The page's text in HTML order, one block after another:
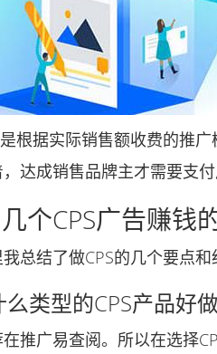
据实际销售额收费的推广
达成销售品牌主才需要支
个CPS广告赚钱
结了做CPS的几个要点和
么类型的CPS产品好做
广易查阅。所以在选择